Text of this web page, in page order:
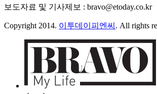
보도자료 및 기사제보 : bravo@etoday.co.kr
Copyright 2014. 이투데이피엔씨 . All rights